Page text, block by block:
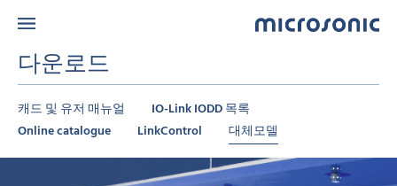
다운로드
캐드 및 유저 매뉴얼
IO-Link IODD 목록
Online catalogue
LinkControl 대체모델